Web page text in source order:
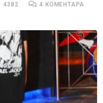
4382 4 КОМЕНТАРА